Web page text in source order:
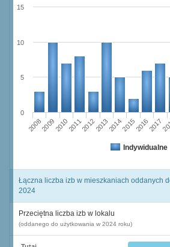
Indywidualne
2008200920102011201220132014201520162017
0
5
10
15
Łączna liczba izb w mieszkaniach oddanych
2024
Przeciętna liczba izb w lokalu
(oddanego do użytkowania w 2024 roku)